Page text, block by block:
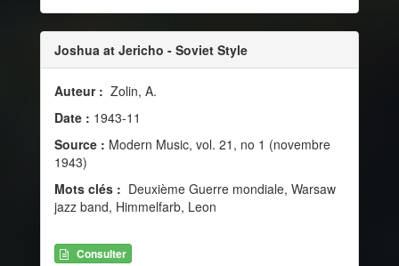
Joshua at Jericho - Soviet Style
Auteur : Zolin, A.
Date : 1943-11
Source : Modern Music, vol. 21, no 1 (novembre
1943)
Mots clés : Deuxième Guerre mondiale, Warsaw
jazz band, Himmelfarb, Leon
Consulter